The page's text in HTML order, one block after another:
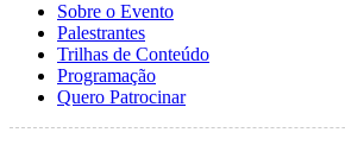
Sobre o Evento
Palestrantes
Trilhas de Conteúdo
Programação
Quero Patrocinar